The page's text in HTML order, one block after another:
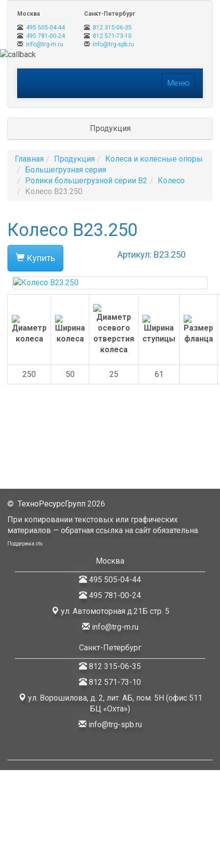
Москва
495 505-04-44
495 781-00-24
info@trg-m.ru
Санкт-Петербург
812 315-06-35
812 571-73-10
info@trg-spb.ru
Меню
Продукция
Главная Продукция
Колеса и колесные опоры
Большегрузная серия
Ролики большегрузной серии B2
Колесо
Колесо B23.250
Колесо B23.250
Купить Артикул: B23.250
250 50 25 61
© ТехноРесурсГрупп 2026
При копировании текстовых или графических
материалов — обратная ссылка на сайт обязательна.
Поддержка cts
Москва
495 505-04-44
495 781-00-24
ул. Автомоторная д.21Б стр. 5
info@trg-m.ru
Санкт-Петербург
812 315-06-35
812 571-73-10
ул. Ворошилова, д. 2, лит. АБ, пом. 5Н (офис 511
БЦ «Охта»)
info@trg-spb.ru